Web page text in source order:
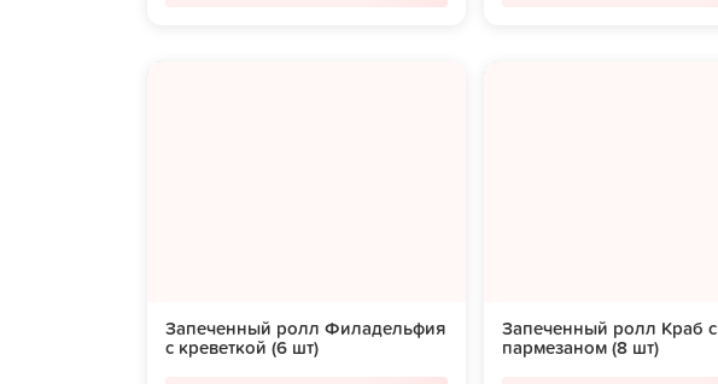
Запеченный ролл Филадельфия
с креветкой (6 шт)
Запеченный ролл Краб с
пармезаном (8 шт)